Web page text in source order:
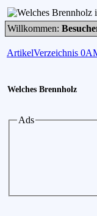
Willkommen:
ArtikelVerzeichnis
Welches Brennholz
Ads